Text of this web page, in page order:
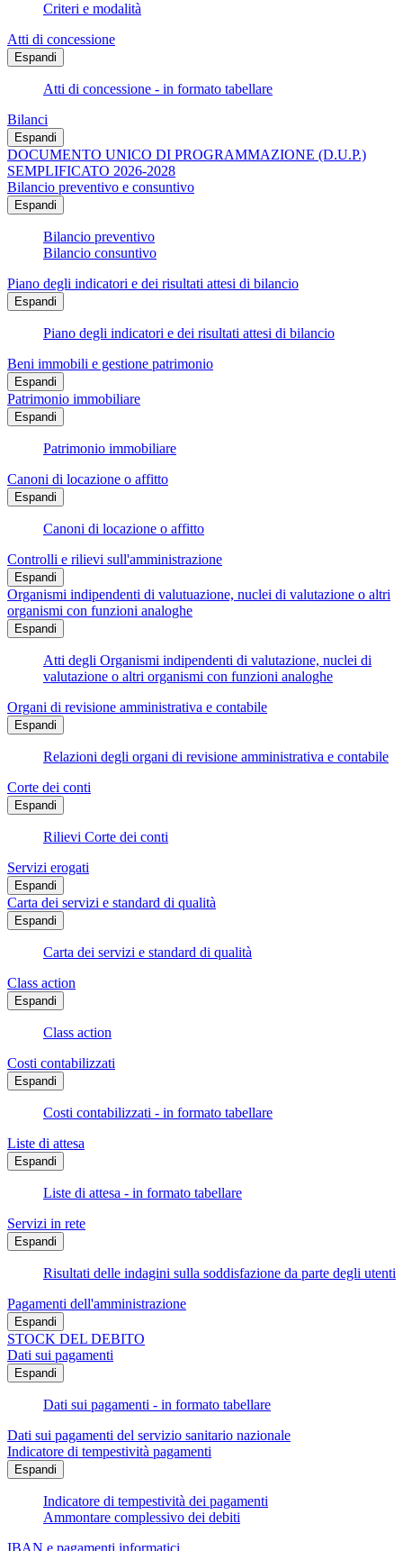
Criteri e modalità
Atti di concessione
Espandi
Atti di concessione - in formato tabellare
Bilanci
Espandi
DOCUMENTO UNICO DI PROGRAMMAZIONE (D.U.P.)
SEMPLIFICATO 2026-2028
Bilancio preventivo e consuntivo
Espandi
Bilancio preventivo
Bilancio consuntivo
Piano degli indicatori e dei risultati attesi di bilancio
Espandi
Piano degli indicatori e dei risultati attesi di bilancio
Beni immobili e gestione patrimonio
Espandi
Patrimonio immobiliare
Espandi
Patrimonio immobiliare
Canoni di locazione o affitto
Espandi
Canoni di locazione o affitto
Controlli e rilievi sull'amministrazione
Espandi
Organismi indipendenti di valutuazione, nuclei di valutazione o altri
organismi con funzioni analoghe
Espandi
Atti degli Organismi indipendenti di valutazione, nuclei di
valutazione o altri organismi con funzioni analoghe
Organi di revisione amministrativa e contabile
Espandi
Relazioni degli organi di revisione amministrativa e contabile
Corte dei conti
Espandi
Rilievi Corte dei conti
Servizi erogati
Espandi
Carta dei servizi e standard di qualità
Espandi
Carta dei servizi e standard di qualità
Class action
Espandi
Class action
Costi contabilizzati
Espandi
Costi contabilizzati - in formato tabellare
Liste di attesa
Espandi
Liste di attesa - in formato tabellare
Servizi in rete
Espandi
Risultati delle indagini sulla soddisfazione da parte degli utenti
Pagamenti dell'amministrazione
Espandi
STOCK DEL DEBITO
Dati sui pagamenti
Espandi
Dati sui pagamenti - in formato tabellare
Dati sui pagamenti del servizio sanitario nazionale
Indicatore di tempestività pagamenti
Espandi
Indicatore di tempestività dei pagamenti
Ammontare complessivo dei debiti
IBAN e pagamenti informatici